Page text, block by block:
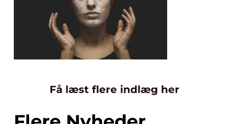
Få læst flere indlæg her